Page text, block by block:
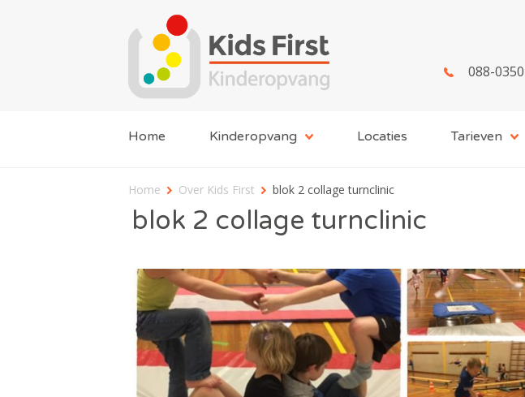
088-
Home Kinderopvang Locaties Tarieven
Home Over Kids First blok 2 collage turnclinic
blok 2 collage turnclinic